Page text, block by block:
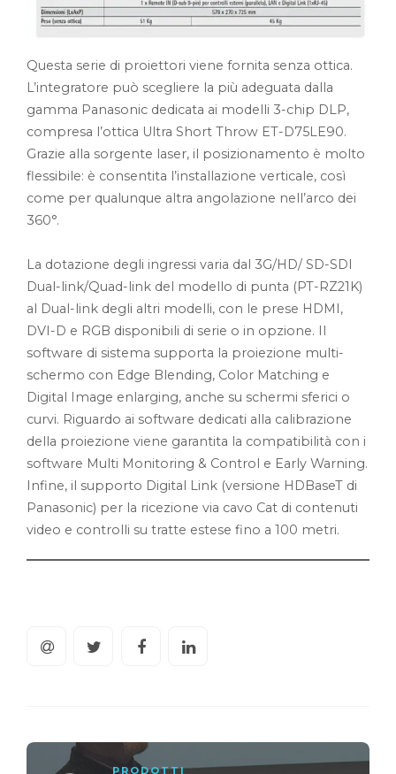
Questa serie di proiettori viene fornita senza ottica.
L’integratore può scegliere la più adeguata dalla
gamma Panasonic dedicata ai modelli 3-chip DLP,
compresa l’ottica Ultra Short Throw ET-D75LE90.
Grazie alla sorgente laser, il posizionamento è molto
flessibile: è consentita l’installazione verticale, così
come per qualunque altra angolazione nell’arco dei
360°.
La dotazione degli ingressi varia dal 3G/HD/ SD-SDI
Dual-link/Quad-link del modello di punta (PT-RZ21K)
al Dual-link degli altri modelli, con le prese HDMI,
DVI-D e RGB disponibili di serie o in opzione. Il
software di sistema supporta la proiezione multi-
schermo con Edge Blending, Color Matching e
Digital Image enlarging, anche su schermi sferici o
curvi. Riguardo ai software dedicati alla calibrazione
della proiezione viene garantita la compatibilità con i
software Multi Monitoring & Control e Early Warning.
Infine, il supporto Digital Link (versione HDBaseT di
Panasonic) per la ricezione via cavo Cat di contenuti
video e controlli su tratte estese fino a 100 metri.
PRODOTTI